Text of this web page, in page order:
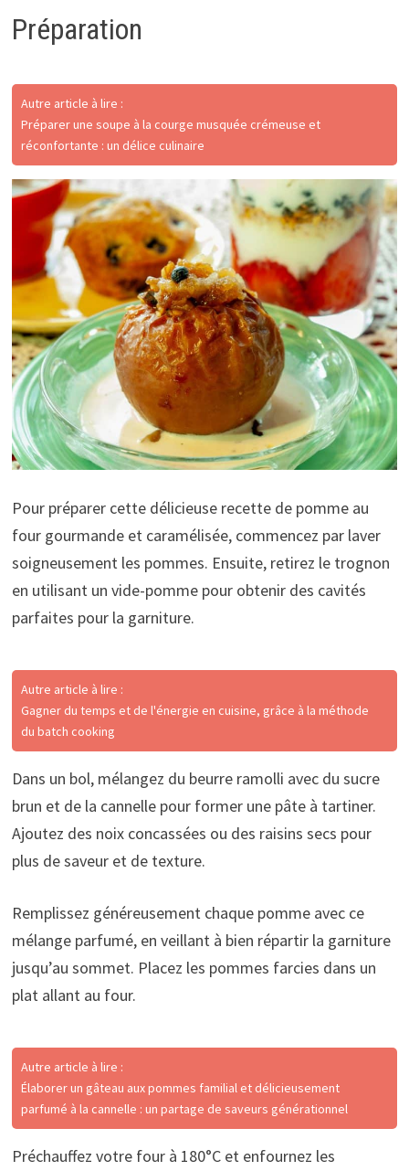
Préparation
Autre article à lire :
Préparer une soupe à la courge musquée crémeuse et
réconfortante : un délice culinaire
Pour préparer cette délicieuse recette de pomme au
four gourmande et caramélisée, commencez par laver
soigneusement les pommes. Ensuite, retirez le trognon
en utilisant un vide-pomme pour obtenir des cavités
parfaites pour la garniture.
Autre article à lire :
Gagner du temps et de l'énergie en cuisine, grâce à la méthode
du batch cooking
Dans un bol, mélangez du beurre ramolli avec du sucre
brun et de la cannelle pour former une pâte à tartiner.
Ajoutez des noix concassées ou des raisins secs pour
plus de saveur et de texture.
Remplissez généreusement chaque pomme avec ce
mélange parfumé, en veillant à bien répartir la garniture
jusqu’au sommet. Placez les pommes farcies dans un
plat allant au four.
Autre article à lire :
Élaborer un gâteau aux pommes familial et délicieusement
parfumé à la cannelle : un partage de saveurs générationnel
Préchauffez votre four à 180°C et enfournez les